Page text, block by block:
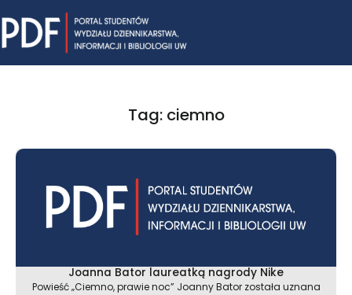
to
content
Tag: ciemno
Joanna Bator laureatką nagrody Nike
Powieść „Ciemno, prawie noc” Joanny Bator została uznana